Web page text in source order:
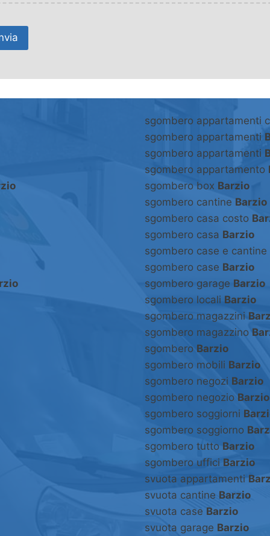
sgombero appartamenti
sgombero appartamenti
sgombero appartamenti
sgombero appartamento
sgombero box Barzio
sgombero cantine Barzio
sgombero casa costo
sgombero casa Barzio
sgombero case e cantine
sgombero case Barzio
sgombero garage Barzio
sgombero locali Barzio
sgombero magazzini
sgombero magazzino
sgombero Barzio
sgombero mobili Barzio
sgombero negozi Barzio
sgombero negozio Barzio
sgombero soggiorni
sgombero soggiorno
sgombero tutto Barzio
sgombero uffici Barzio
svuota appartamenti
svuota cantine Barzio
svuota case Barzio
svuota garage Barzio